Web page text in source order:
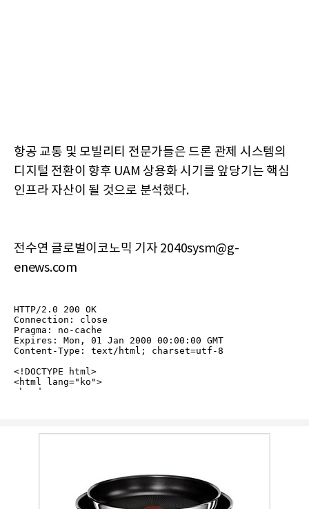
항공 교통 및 모빌리티 전문가들은 드론 관제 시스템의
디지털 전환이 향후 UAM 상용화 시기를 앞당기는 핵심
인프라 자산이 될 것으로 분석했다.
전수연 글로벌이코노믹 기자 2040sysm@g-
enews.com